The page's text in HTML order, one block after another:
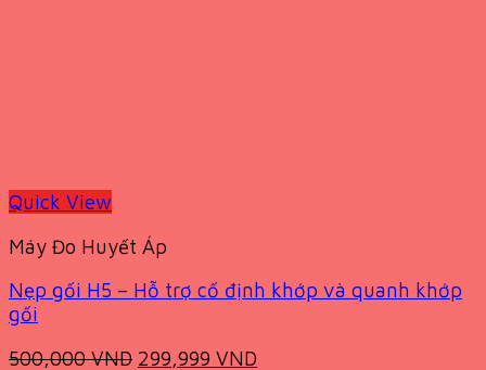
Quick View
Máy Đo Huyết Áp
Nẹp gối H5 – Hỗ trợ cố định khớp và quanh khớp
gối
500,000VND Original
299,999 VND